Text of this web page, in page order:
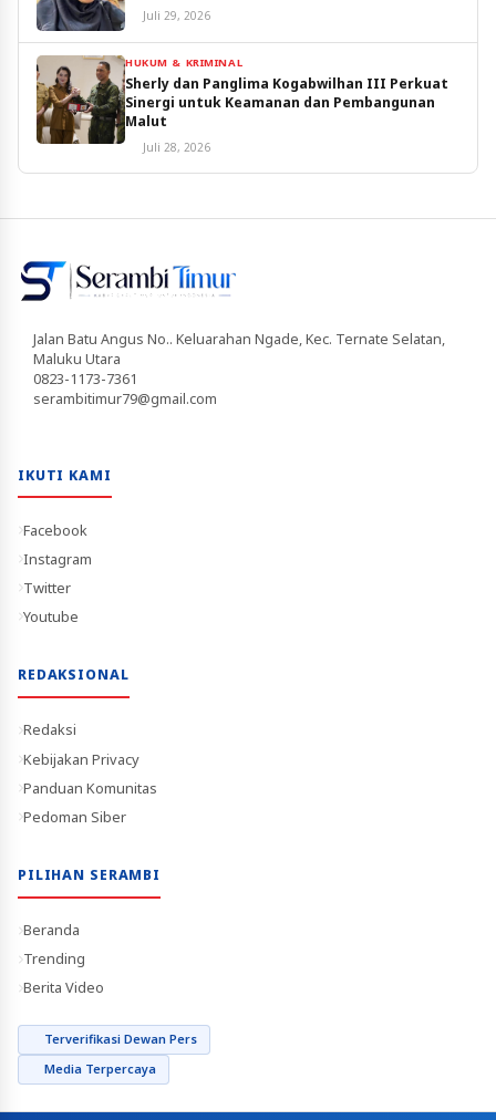
Juli 29, 2026
HUKUM & KRIMINAL
Sherly dan Panglima Kogabwilhan III Perkuat
Sinergi untuk Keamanan dan Pembangunan
Malut
Juli 28, 2026
Jalan Batu Angus No.. Keluarahan Ngade, Kec. Ternate Selatan,
Maluku Utara
0823-1173-7361
serambitimur79@gmail.com
IKUTI KAMI
Facebook
Instagram
Twitter
Youtube
REDAKSIONAL
Redaksi
Kebijakan Privacy
Panduan Komunitas
Pedoman Siber
PILIHAN SERAMBI
Beranda
Trending
Berita Video
Terverifikasi Dewan Pers
Media Terpercaya